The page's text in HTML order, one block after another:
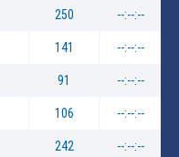
250 --:--:--
141 --:--:--
91 --:--:--
106 --:--:--
242 --:--:--